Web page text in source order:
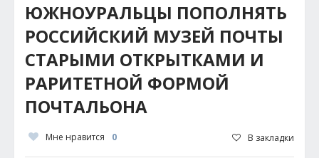
ЮЖНОУРАЛЬЦЫ ПОПОЛНЯТЬ
РОССИЙСКИЙ МУЗЕЙ ПОЧТЫ
СТАРЫМИ ОТКРЫТКАМИ И
РАРИТЕТНОЙ ФОРМОЙ
ПОЧТАЛЬОНА
Мне нравится 0 В закладки